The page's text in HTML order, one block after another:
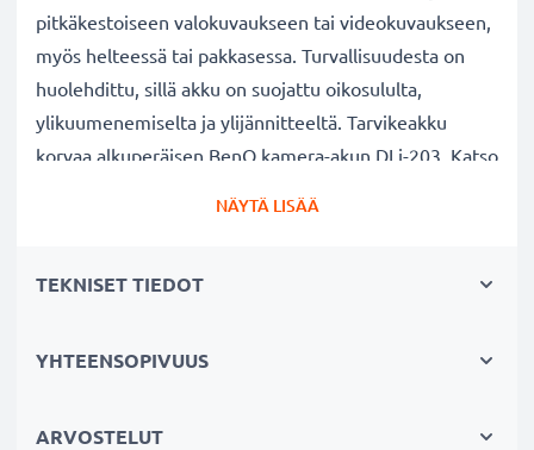
pitkäkestoiseen valokuvaukseen tai videokuvaukseen,
myös helteessä tai pakkasessa. Turvallisuudesta on
huolehdittu, sillä akku on suojattu oikosululta,
ylikuumenemiselta ja ylijännitteeltä. Tarvikeakku
korvaa alkuperäisen BenQ kamera-akun DLi-203. Katso
BenQ DC T700 T800 T850 kameran vaihtoakku:
alkuperäiselle kamera-akullesi BenQ DLi-203
ja tehokas akku 700mAh kapasiteetilla
NÄYTÄ LISÄÄ
TEKNISET TIEDOT
YHTEENSOPIVUUS
ARVOSTELUT